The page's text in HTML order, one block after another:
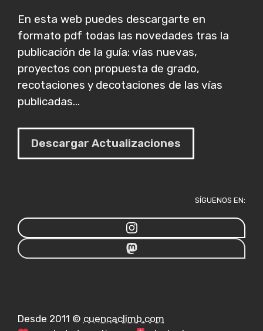
En esta web puedes descargarte en
formato pdf todas las novedades tras la
publicación de la guía: vías nuevas,
proyectos con propuesta de grado,
recotaciones y decotaciones de las vías
publicadas...
Descargar Actualizaciones
SÍGUENOS EN:
Desde 2011 © cuencaclimb.com